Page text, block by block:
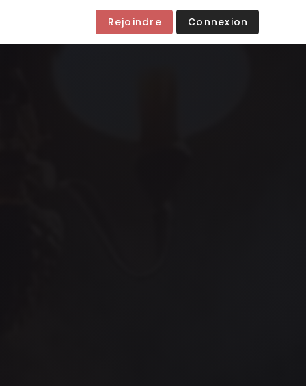
Rejoindre Connexion